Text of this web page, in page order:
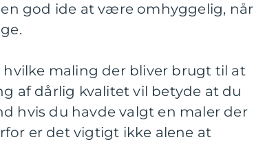
god ide at være omhyggelig, når
maling der bliver brugt til at
af dårlig kvalitet vil betyde at du
hvis du havde valgt en maler der
er det vigtigt ikke alene at